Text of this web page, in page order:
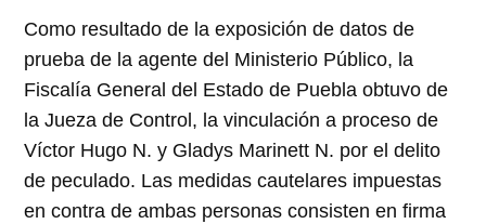
Como resultado de la exposición de datos de
prueba de la agente del Ministerio Público, la
Fiscalía General del Estado de Puebla obtuvo de
la Jueza de Control, la vinculación a proceso de
Víctor Hugo N. y Gladys Marinett N. por el delito
de peculado. Las medidas cautelares impuestas
en contra de ambas personas consisten en firma